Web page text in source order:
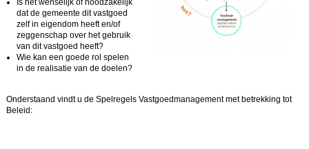
dat de gemeente dit vastgoed
zelf in eigendom heeft en/of
zeggenschap over het gebruik
van dit vastgoed heeft?
Wie kan een goede rol spelen
in de realisatie van de doelen?
Onderstaand vindt u de Spelregels Vastgoedmanagement met betrekking tot
Beleid: